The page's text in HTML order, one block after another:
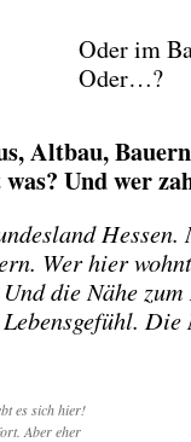
Oder im
Oder…?
Altbau,
Und wer
Hessen.
Wer hier
die Nähe
es sich hier!
Aber eher